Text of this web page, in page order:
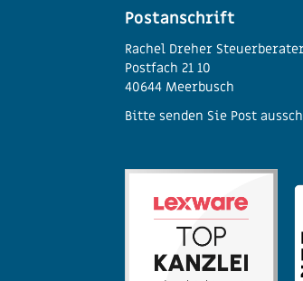
Postanschrift
Rachel Dreher
Postfach 21 10
40644 Meerbusch
Bitte senden Sie Post